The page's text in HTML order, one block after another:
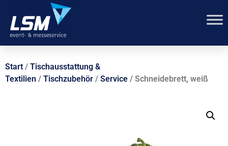
Start / Tischausstattung &
Textilien / Tischzubehör / Service / Schneidebrett, weiß